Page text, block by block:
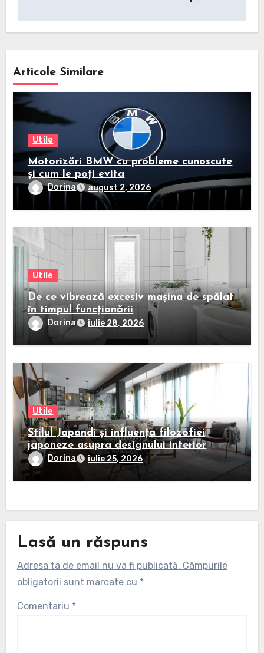
Articole Similare
Utile
Motorizări BMW cu probleme cunoscute
și cum le poți evita
Dorina august 2, 2026
Utile
De ce vibrează excesiv mașina de spălat
în timpul funcționării
Dorina iulie 28, 2026
Utile
Stilul Japandi și influența filozofiei
japoneze asupra designului interior
Dorina iulie 25, 2026
Lasă un răspuns
Adresa ta de email nu va fi publicată. Câmpurile
obligatorii sunt marcate cu *
Comentariu *